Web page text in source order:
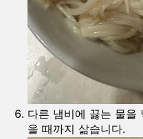
다른 냄비에 끓는 물을
을 때까지 삶습니다.